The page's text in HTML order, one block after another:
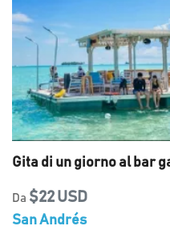
Gita di un giorno al bar
Da $22 USD
San Andrés